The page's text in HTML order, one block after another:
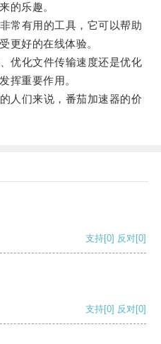
的乐趣。
有用的工具，它可以帮助
更好的在线体验。
化文件传输速度还是优化
挥重要作用。
们来说，番茄加速器的价
支持[0] 反对[0]
支持[0] 反对[0]